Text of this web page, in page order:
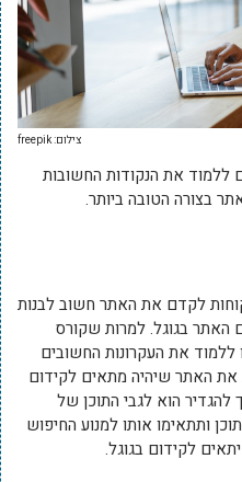
צילום: freepik
ללמוד את הנקודות החשובות
בצורה הטובה ביותר.
לקדם את האתר חשוב לבנות
בגוגל. למרות שקורס
ללמוד את העקרונות החשובים
את האתר שיהיה מתאים לקידום
הוא לגבי התוכן של
ותתאימו אותו למנוע החיפוש
לקידום בגוגל.